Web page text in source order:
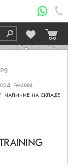
FM4004
НАЛИЧИЕ: НА СКЛАДЕ